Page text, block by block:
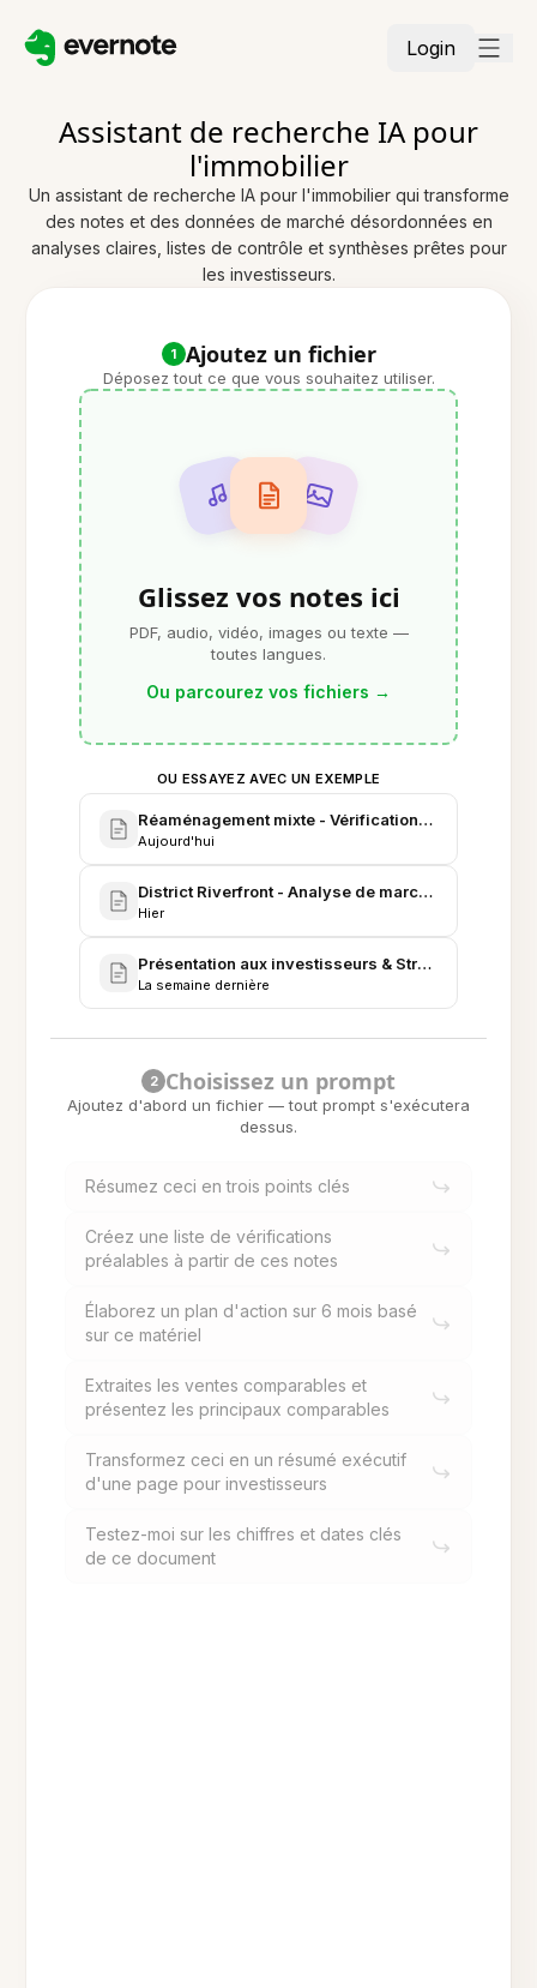
Login
Assistant de recherche IA pour
l'immobilier
Un assistant de recherche IA pour l'immobilier qui transforme
des notes et des données de marché désordonnées en
analyses claires, listes de contrôle et synthèses prêtes pour
les investisseurs.
1 Ajoutez un fichier
Déposez tout ce que vous souhaitez utiliser.
Glissez vos notes ici
PDF, audio, vidéo, images ou texte —
toutes langues.
Ou parcourez vos fichiers →
OU ESSAYEZ AVEC UN EXEMPLE
Réaménagement mixte - Vérifications préalables
Aujourd'hui
District Riverfront - Analyse de marché & Ventes
Hier
Présentation aux investisseurs & Stratégie de
La semaine dernière
2 Choisissez un prompt
Ajoutez d'abord un fichier — tout prompt s'exécutera
dessus.
Résumez ceci en trois points clés
Créez une liste de vérifications
préalables à partir de ces notes
Élaborez un plan d'action sur 6 mois basé
sur ce matériel
Extraites les ventes comparables et
présentez les principaux comparables
Transformez ceci en un résumé exécutif
d'une page pour investisseurs
Testez-moi sur les chiffres et dates clés
de ce document